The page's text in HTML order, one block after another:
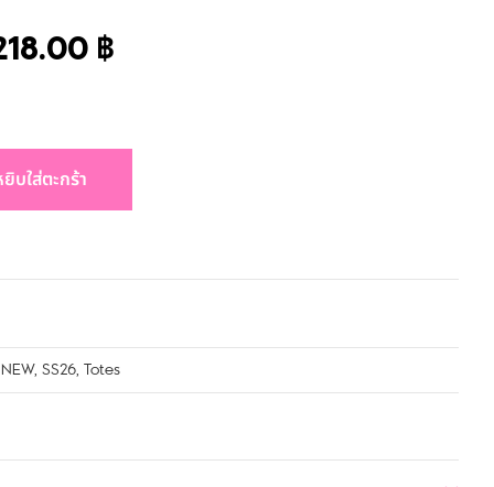
฿
บใส่ตะกร้า
NEW, SS26, Totes